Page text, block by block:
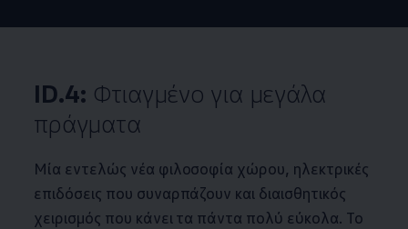
ID.4: Φτιαγμένο για μεγάλα
πράγματα
Μία εντελώς νέα φιλοσοφία χώρου, ηλεκτρικές
επιδόσεις που συναρπάζουν και διαισθητικός
χειρισμός που κάνει τα πάντα πολύ εύκολα. Το